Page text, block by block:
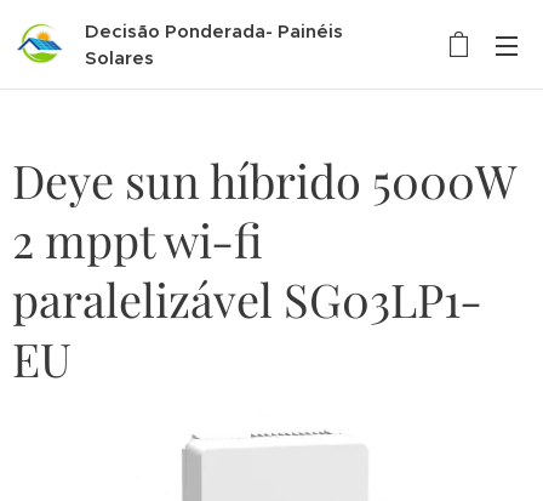
Decisão Ponderada- Painéis
Solares
Deye sun híbrido 5000W
2 mppt wi-fi
paralelizável SG03LP1-
EU